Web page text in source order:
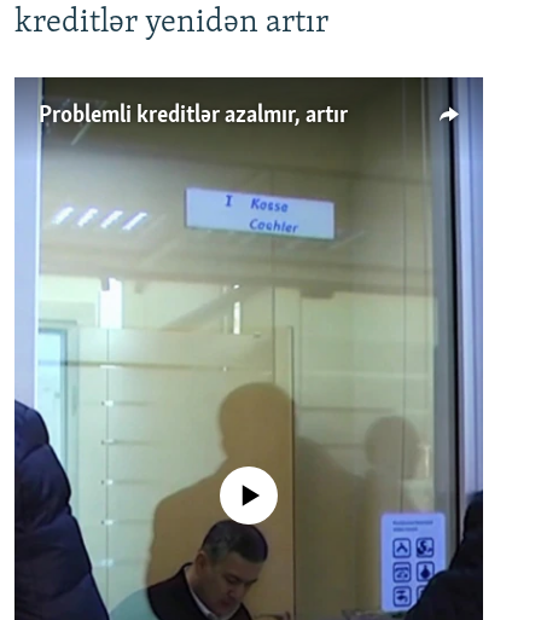
kreditlər yenidən artır
Problemli kreditlər azalmır, artır
No media source currently available